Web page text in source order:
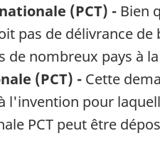
(PCT) - Bien
pas de délivrance
nombreux pays à
(PCT) - Cette
pour
PCT peut être